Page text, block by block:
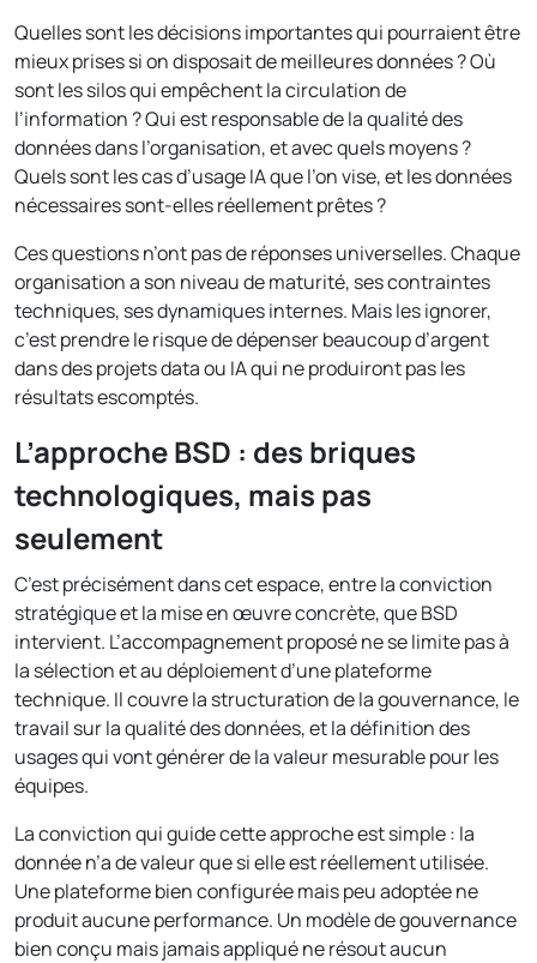
Quelles sont les décisions importantes qui pourraient être
mieux prises si on disposait de meilleures données ? Où
sont les silos qui empêchent la circulation de
l’information ? Qui est responsable de la qualité des
données dans l’organisation, et avec quels moyens ?
Quels sont les cas d’usage IA que l’on vise, et les données
nécessaires sont-elles réellement prêtes ?
Ces questions n’ont pas de réponses universelles. Chaque
organisation a son niveau de maturité, ses contraintes
techniques, ses dynamiques internes. Mais les ignorer,
c’est prendre le risque de dépenser beaucoup d’argent
dans des projets data ou IA qui ne produiront pas les
résultats escomptés.
L’approche BSD : des briques
technologiques, mais pas
seulement
C’est précisément dans cet espace, entre la conviction
stratégique et la mise en œuvre concrète, que BSD
intervient. L’accompagnement proposé ne se limite pas à
la sélection et au déploiement d’une plateforme
technique. Il couvre la structuration de la gouvernance, le
travail sur la qualité des données, et la définition des
usages qui vont générer de la valeur mesurable pour les
équipes.
La conviction qui guide cette approche est simple : la
donnée n’a de valeur que si elle est réellement utilisée.
Une plateforme bien configurée mais peu adoptée ne
produit aucune performance. Un modèle de gouvernance
bien conçu mais jamais appliqué ne résout aucun